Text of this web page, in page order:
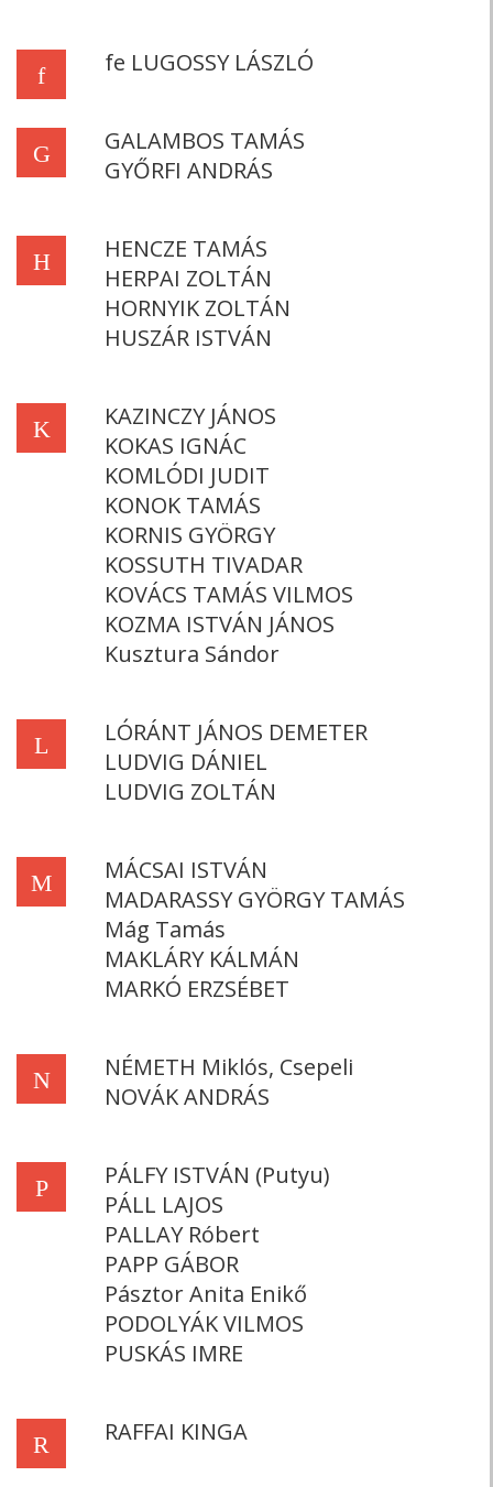
f fe LUGOSSY LÁSZLÓ
G
GALAMBOS TAMÁS
GYŐRFI ANDRÁS
H
HENCZE TAMÁS
HERPAI ZOLTÁN
HORNYIK ZOLTÁN
HUSZÁR ISTVÁN
K
KAZINCZY JÁNOS
KOKAS IGNÁC
KOMLÓDI JUDIT
KONOK TAMÁS
KORNIS GYÖRGY
KOSSUTH TIVADAR
KOVÁCS TAMÁS VILMOS
KOZMA ISTVÁN JÁNOS
Kusztura Sándor
L
LÓRÁNT JÁNOS DEMETER
LUDVIG DÁNIEL
LUDVIG ZOLTÁN
M
MÁCSAI ISTVÁN
MADARASSY GYÖRGY TAMÁS
Mág Tamás
MAKLÁRY KÁLMÁN
MARKÓ ERZSÉBET
N
NÉMETH Miklós, Csepeli
NOVÁK ANDRÁS
P
PÁLFY ISTVÁN (Putyu)
PÁLL LAJOS
PALLAY Róbert
PAPP GÁBOR
Pásztor Anita Enikő
PODOLYÁK VILMOS
PUSKÁS IMRE
R RAFFAI KINGA